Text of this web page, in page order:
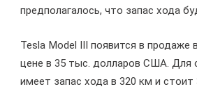
предполагалось, что запас хода
Tesla Model III появится в продаже
цене в 35 тыс. долларов США. Для
имеет запас хода в 320 км и